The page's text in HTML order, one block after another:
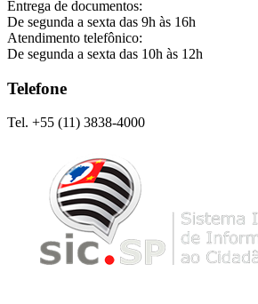
Entrega de documentos:
De segunda a sexta das 9h às 16h
Atendimento telefônico:
De segunda a sexta das 10h às 12h
Telefone
Tel. +55 (11) 3838-4000